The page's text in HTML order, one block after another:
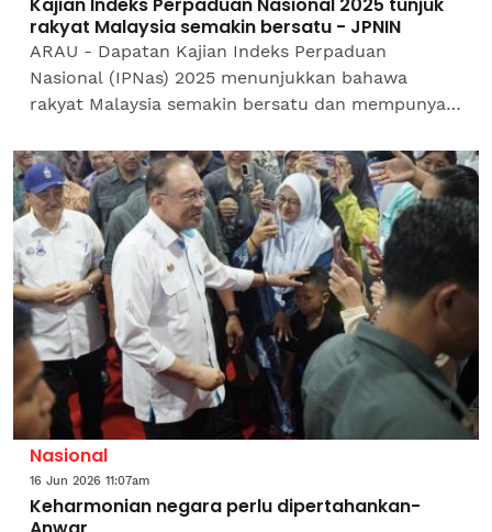
rakyat Malaysia semakin bersatu - JPNIN
ARAU - Dapatan Kajian Indeks Perpaduan
Nasional (IPNas) 2025 menunjukkan bahawa
rakyat Malaysia semakin bersatu dan mempunyai
keyakinan yang tinggi terhadap...
Nasional
16 Jun 2026 11:07am
Keharmonian negara perlu dipertahankan-